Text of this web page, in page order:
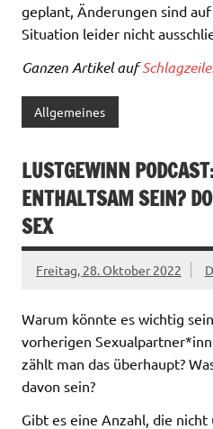
geplant, Änderungen sind
Situation leider nicht
Ganzen Artikel auf
Allgemeines
LUSTGEWINN
ENTHALTSAM SEIN?
SEX
Freitag, 28. Oktober 2022
Warum könnte es wichtig
vorherigen
zählt man das überhaupt?
davon sein?
Gibt es eine Anzahl, die